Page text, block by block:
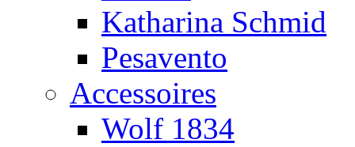
Katharina Schmid
Pesavento
Accessoires
Wolf 1834